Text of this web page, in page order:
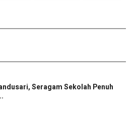
Seragam Sekolah Penuh